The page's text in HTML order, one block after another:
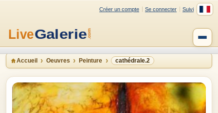
Créer un compte Se connecter Suivi
Accueil Oeuvres Peinture cathédrale.2